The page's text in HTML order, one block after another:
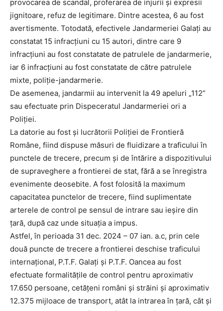
provocarea de scandal, proferarea de injurii și expresii
jignitoare, refuz de legitimare. Dintre acestea, 6 au fost
avertismente. Totodată, efectivele Jandarmeriei Galați au
constatat 15 infracțiuni cu 15 autori, dintre care 9
infracțiuni au fost constatate de patrulele de jandarmerie,
iar 6 infracțiuni au fost constatate de către patrulele
mixte, poliție-jandarmerie.
De asemenea, jandarmii au intervenit la 49 apeluri „112”
sau efectuate prin Dispeceratul Jandarmeriei ori a
Poliției.
La datorie au fost și lucrătorii Poliției de Frontieră
Române, fiind dispuse măsuri de fluidizare a traficului în
punctele de trecere, precum și de întărire a dispozitivului
de supraveghere a frontierei de stat, fără a se înregistra
evenimente deosebite. A fost folosită la maximum
capacitatea punctelor de trecere, fiind suplimentate
arterele de control pe sensul de intrare sau ieşire din
ţară, după caz unde situația a impus.
Astfel, în perioada 31 dec. 2024 – 07 ian. a.c, prin cele
două puncte de trecere a frontierei deschise traficului
internațional, P.T.F. Galați și P.T.F. Oancea au fost
efectuate formalitățile de control pentru aproximativ
17.650 persoane, cetățeni români și străini şi aproximativ
12.375 mijloace de transport, atât la intrarea în țară, cât și